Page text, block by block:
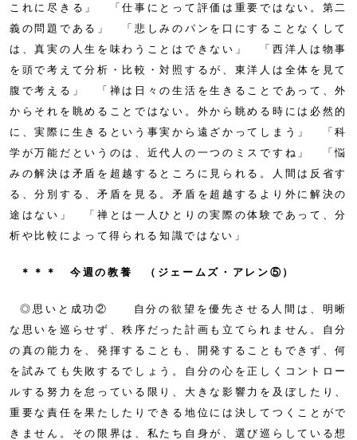
これに尽きる」 「仕事にとって評価は重要ではない。第二
義の問題である」 「悲しみのパンを口にすることなくして
は、真実の人生を味わうことはできない」 「西洋人は物事
を頭で考えて分析・比較・対照するが、東洋人は全体を見て
腹で考える」 「禅は日々の生活を生きることであって、外
からそれを眺めることではない。外から眺める時には必然的
に、実際に生きるという事実から遠ざかってしまう」 「科
学が万能だというのは、近代人の一つのミスですね」 「悩
みの解決は矛盾を超越するところに見られる。人間は反省す
る、分別する、矛盾を見る。矛盾を超越するより外に解決の
途はない」 「禅とは一人ひとりの実際の体験であって、分
析や比較によって得られる知識ではない」
＊＊＊ 今週の教養 （ジェームズ・アレン⑤）
◎思いと成功② 自分の欲望を優先させる人間は、明晰
な思いを巡らせず、秩序だった計画も立てられません。自分
の真の能力を、発揮することも、開発することもできず、何
を試みても失敗するでしょう。自分の心を正しくコントロー
ルする努力を怠っている限り、大きな影響力を及ぼしたり、
重要な責任を果たしたりできる地位には決してつくことがで
きません。その限界は、私たち自身が、選び巡らしている想